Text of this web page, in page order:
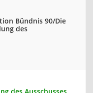
Bündnis 90/Die
des